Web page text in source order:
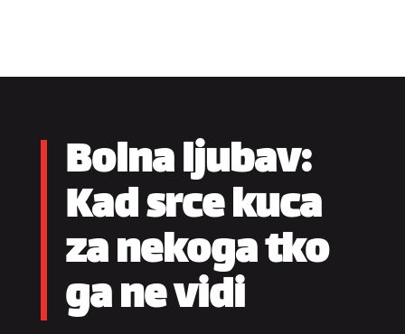
Bolna ljubav:
Kad srce kuca
za nekoga tko
ga ne vidi